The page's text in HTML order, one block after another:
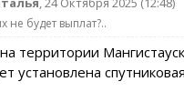
не будет выплат?..
территории
установлена